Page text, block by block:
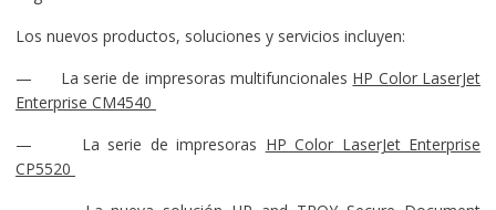
Los nuevos productos, soluciones y servicios incluyen:
— La serie de impresoras multifuncionales HP Color LaserJet
Enterprise CM4540
— La serie de impresoras HP Color LaserJet Enterprise
CP5520